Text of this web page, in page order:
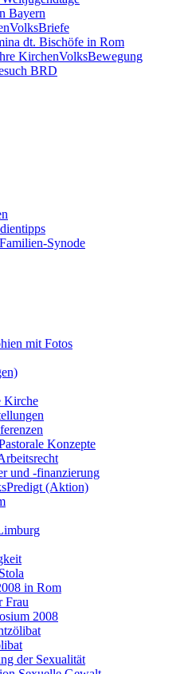
Bayern
dt. Bischöfe in Rom
KirchenVolksBewegung
BRD
Synode
mit Fotos
Kirche
Konzepte
und -finanzierung
(Aktion)
in Rom
Frau
2008
der Sexualität